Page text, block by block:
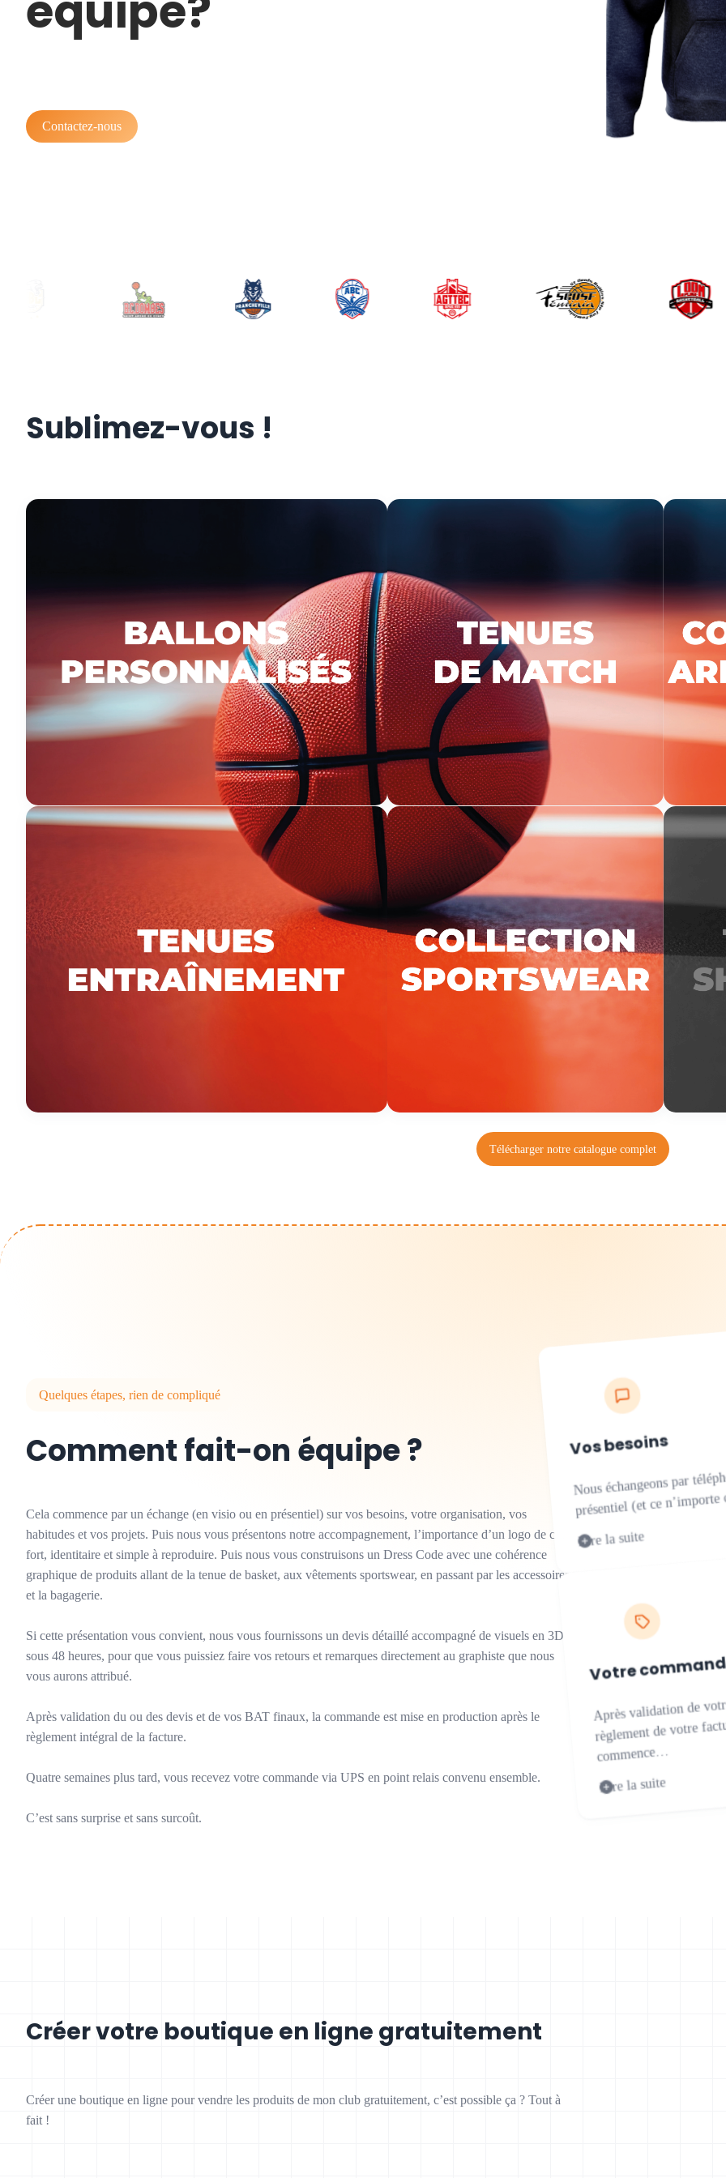
Contactez-nous
Sublimez-vous !
Télécharger notre catalogue complet
Quelques étapes, rien de compliqué
Comment fait-on équipe ?
Cela commence par un échange (en visio ou en présentiel) sur vos besoins, votre organisation, vos
habitudes et vos projets. Puis nous vous présentons notre accompagnement, l’importance d’un logo de club
fort, identitaire et simple à reproduire. Puis nous vous construisons un Dress Code avec une cohérence
graphique de produits allant de la tenue de basket, aux vêtements sportswear, en passant par les accessoires
et la bagagerie.
Si cette présentation vous convient, nous vous fournissons un devis détaillé accompagné de visuels en 3D
sous 48 heures, pour que vous puissiez faire vos retours et remarques directement au graphiste que nous
vous aurons attribué.
Après validation du ou des devis et de vos BAT finaux, la commande est mise en production après le
règlement intégral de la facture.
Quatre semaines plus tard, vous recevez votre commande via UPS en point relais convenu ensemble.
C’est sans surprise et sans surcoût.
Vos besoins
Nous échangeons par
présentiel (et ce
Lire la suite
Votre
Après validation de
règlement de votre
commence…
Lire la suite
Créer votre boutique en ligne gratuitement
Créer une boutique en ligne pour vendre les produits de mon club gratuitement, c’est possible ça ? Tout à
fait !